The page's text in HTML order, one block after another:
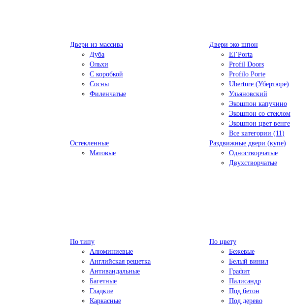
Двери из массива
Дуба
Ольхи
С коробкой
Сосны
Филенчатые
Двери эко шпон
El’Porta
Profil Doors
Profilo Porte
Uberture (Убертюре)
Ульяновский
Экошпон капучино
Экошпон со стеклом
Экошпон цвет венге
Все категории (11)
Остекленные
Матовые
Раздвижные двери (купе)
Одностворчатые
Двухстворчатые
По типу
Алюминиевые
Английская решетка
Антивандальные
Багетные
Гладкие
Каркасные
По цвету
Бежевые
Белый винил
Графит
Палисандр
Под бетон
Под дерево